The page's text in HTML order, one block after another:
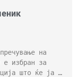
на
е избран за
што ќе ја …